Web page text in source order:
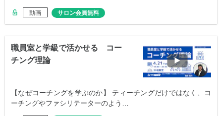
動画 サロン会員無料
職員室と学級で活かせる コー
チング理論
【なぜコーチングを学ぶのか】 ティーチングだけではなく、コ
ーチングやファシリテーターのよう…